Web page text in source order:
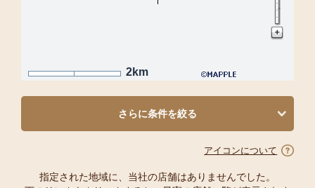
2km
さらに条件を絞る
アイコンについて
指定された地域に、当社の店舗はありませんでした。